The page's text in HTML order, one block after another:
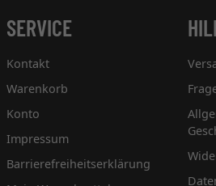
SERVICE
Kontakt
Warenkorb
Konto
Impressum
Barrierefreiheitserklärung